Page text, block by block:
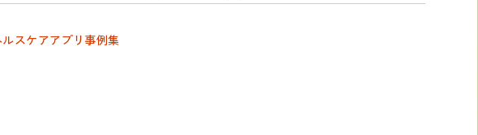
ルスケアアプリ事例集